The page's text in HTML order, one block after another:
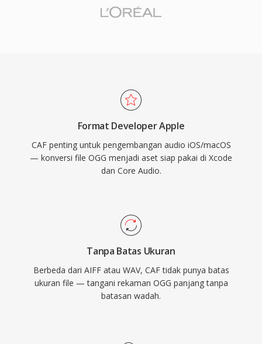
dan Android semuanya menyediakan decoding
batasan ukuran. Dukungan codec yang fleksibel
dari Apple menyediakan dukungan native di
macOS dan iOS, memastikan pemutaran
latensi rendah dalam aplikasi profesional
seperti Logic Pro dan Final Cut Pro. Untuk alur
kerja ekosistem Apple yang membutuhkan
Format Developer Apple
CAF penting untuk pengembangan audio iOS/macOS
— konversi file OGG menjadi aset siap pakai di Xcode
dan Core Audio.
Tanpa Batas Ukuran
Berbeda dari AIFF atau WAV, CAF tidak punya batas
ukuran file — tangani rekaman OGG panjang tanpa
batasan wadah.